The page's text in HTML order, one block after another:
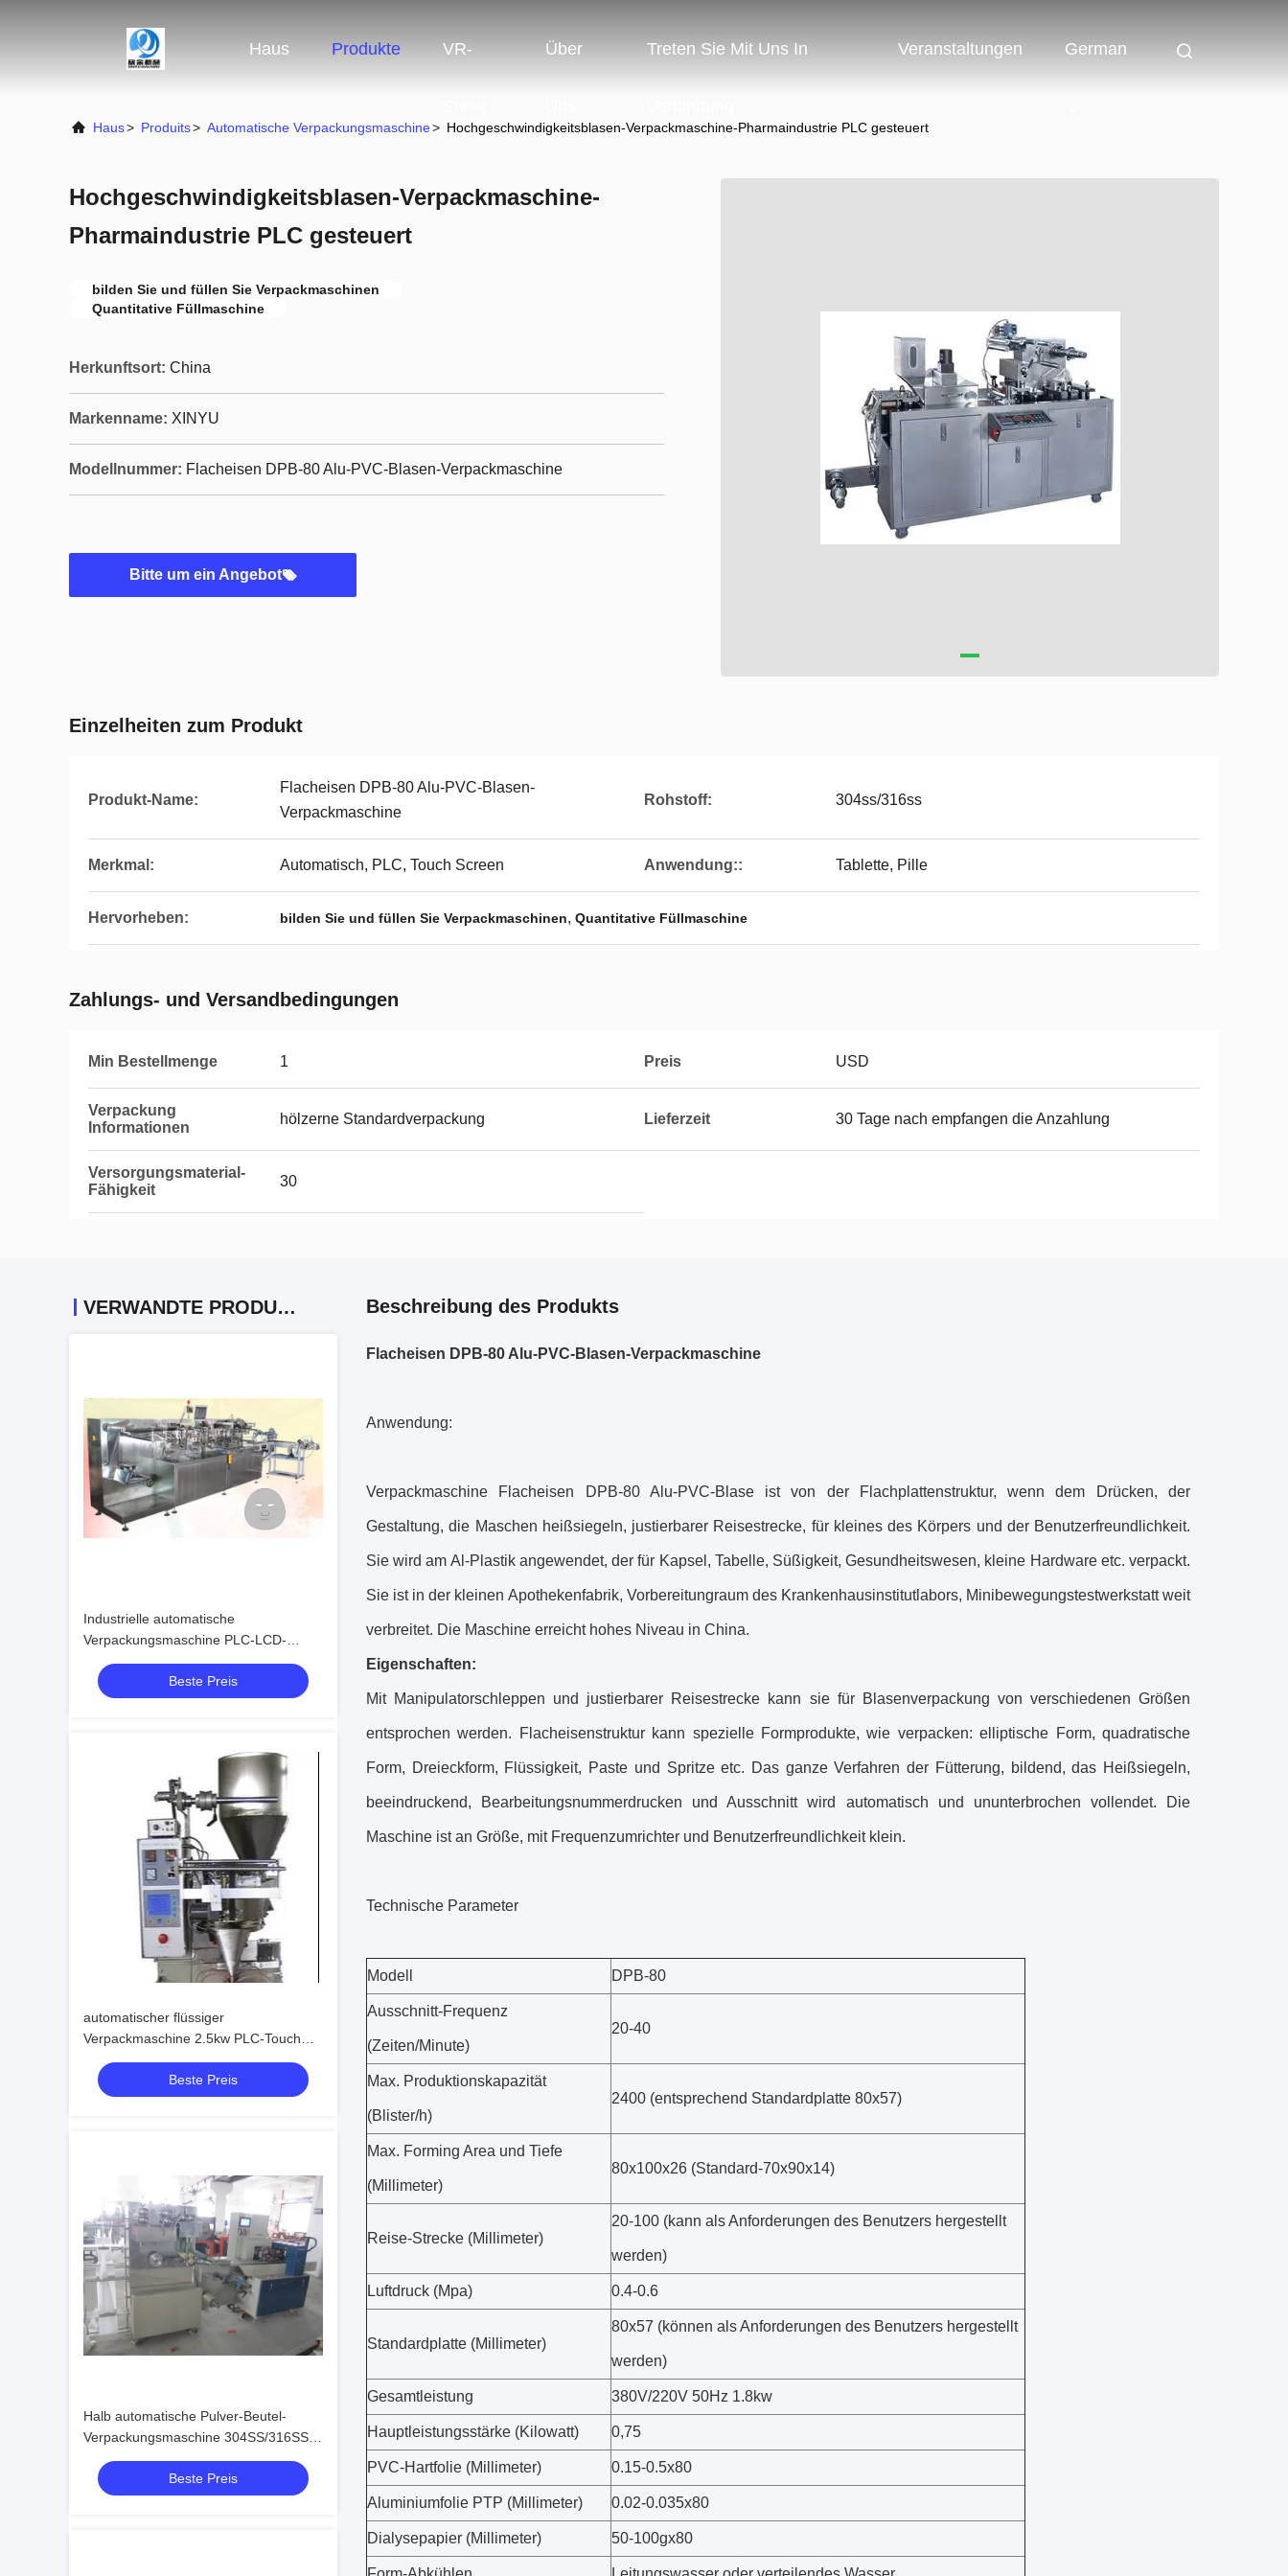
Haus Produkte VR- Über Treten Sie Mit Uns In Veranstaltungen German
Haus> Produits> Automatische Verpackungsmaschine> Hochgeschwindigkeitsblasen-Verpackmaschine-Pharmaindustrie PLC gesteuert
Hochgeschwindigkeitsblasen-Verpackmaschine-
Pharmaindustrie PLC gesteuert
bilden Sie und füllen Sie Verpackmaschinen
Quantitative Füllmaschine
Herkunftsort: China
Markenname: XINYU
Modellnummer: Flacheisen DPB-80 Alu-PVC-Blasen-Verpackmaschine
Bitte um ein Angebot
Einzelheiten zum Produkt
Produkt-Name:
Flacheisen DPB-80 Alu-PVC-Blasen-
Verpackmaschine
Rohstoff: 304ss/316ss
Merkmal: Automatisch, PLC, Touch Screen Anwendung:: Tablette, Pille
Hervorheben: bilden Sie und füllen Sie Verpackmaschinen, Quantitative Füllmaschine
Zahlungs- und Versandbedingungen
Min Bestellmenge 1 Preis USD
Verpackung
Informationen
hölzerne Standardverpackung Lieferzeit 30 Tage nach empfangen die Anzahlung
Versorgungsmaterial-
Fähigkeit
30
VERWANDTE PRODUKTE
Industrielle automatische
Verpackungsmaschine PLC-LCD-
Bildschirm-Anzeige mit Ketteneimer
Beste Preis
automatischer flüssiger
Verpackmaschine 2.5kw PLC-Touch
Screen
Beste Preis
Halb automatische Pulver-Beutel-
Verpackungsmaschine 304SS/316SS
für pharmazeutisches
Beste Preis
Beschreibung des Produkts
Flacheisen DPB-80 Alu-PVC-Blasen-Verpackmaschine
Anwendung:
Verpackmaschine Flacheisen DPB-80 Alu-PVC-Blase ist von der Flachplattenstruktur, wenn dem Drücken, der
Gestaltung, die Maschen heißsiegeln, justierbarer Reisestrecke, für kleines des Körpers und der Benutzerfreundlichkeit.
Sie wird am Al-Plastik angewendet, der für Kapsel, Tabelle, Süßigkeit, Gesundheitswesen, kleine Hardware etc. verpackt.
Sie ist in der kleinen Apothekenfabrik, Vorbereitungraum des Krankenhausinstitutlabors, Minibewegungstestwerkstatt weit
verbreitet. Die Maschine erreicht hohes Niveau in China.
Eigenschaften:
Mit Manipulatorschleppen und justierbarer Reisestrecke kann sie für Blasenverpackung von verschiedenen Größen
entsprochen werden. Flacheisenstruktur kann spezielle Formprodukte, wie verpacken: elliptische Form, quadratische
Form, Dreieckform, Flüssigkeit, Paste und Spritze etc. Das ganze Verfahren der Fütterung, bildend, das Heißsiegeln,
beeindruckend, Bearbeitungsnummerdrucken und Ausschnitt wird automatisch und ununterbrochen vollendet. Die
Maschine ist an Größe, mit Frequenzumrichter und Benutzerfreundlichkeit klein.
Technische Parameter
Modell DPB-80
Ausschnitt-Frequenz
(Zeiten/Minute)
20-40
Max. Produktionskapazität
(Blister/h)
2400 (entsprechend Standardplatte 80x57)
Max. Forming Area und Tiefe
(Millimeter)
80x100x26 (Standard-70x90x14)
Reise-Strecke (Millimeter)
20-100 (kann als Anforderungen des Benutzers hergestellt
werden)
Luftdruck (Mpa) 0.4-0.6
Standardplatte (Millimeter)
80x57 (können als Anforderungen des Benutzers hergestellt
werden)
Gesamtleistung 380V/220V 50Hz 1.8kw
Hauptleistungsstärke (Kilowatt) 0,75
PVC-Hartfolie (Millimeter) 0.15-0.5x80
Aluminiumfolie PTP (Millimeter) 0.02-0.035x80
Dialysepapier (Millimeter) 50-100gx80